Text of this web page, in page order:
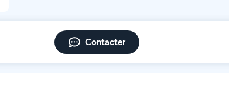
Contacter